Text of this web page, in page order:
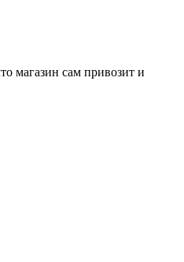
магазин сам привозит и